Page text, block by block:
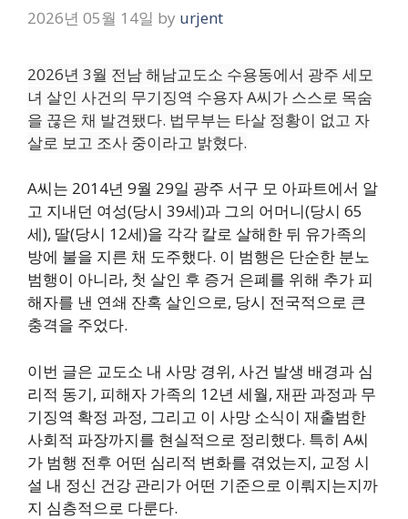
2026년 05월 14일 by urjent
2026년 3월 전남 해남교도소 수용동에서 광주 세모
녀 살인 사건의 무기징역 수용자 A씨가 스스로 목숨
을 끊은 채 발견됐다. 법무부는 타살 정황이 없고 자
살로 보고 조사 중이라고 밝혔다.
A씨는 2014년 9월 29일 광주 서구 모 아파트에서 알
고 지내던 여성(당시 39세)과 그의 어머니(당시 65
세), 딸(당시 12세)을 각각 칼로 살해한 뒤 유가족의
방에 불을 지른 채 도주했다. 이 범행은 단순한 분노
범행이 아니라, 첫 살인 후 증거 은폐를 위해 추가 피
해자를 낸 연쇄 잔혹 살인으로, 당시 전국적으로 큰
충격을 주었다.
이번 글은 교도소 내 사망 경위, 사건 발생 배경과 심
리적 동기, 피해자 가족의 12년 세월, 재판 과정과 무
기징역 확정 과정, 그리고 이 사망 소식이 재출범한
사회적 파장까지를 현실적으로 정리했다. 특히 A씨
가 범행 전후 어떤 심리적 변화를 겪었는지, 교정 시
설 내 정신 건강 관리가 어떤 기준으로 이뤄지는지까
지 심층적으로 다룬다.